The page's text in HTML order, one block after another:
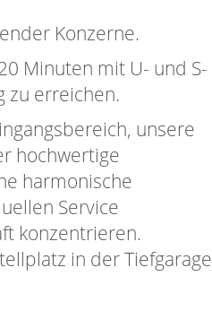
Konzerne.
Minuten mit U- und S-
zu erreichen.
unsere
hochwertige
harmonische
Service
konzentrieren.
in der Tiefgarage